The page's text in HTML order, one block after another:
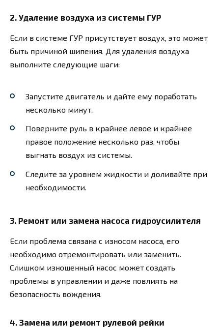
2. Удаление воздуха из системы ГУР
Если в системе ГУР присутствует воздух, это может
быть причиной шипения. Для удаления воздуха
выполните следующие шаги:
Запустите двигатель и дайте ему поработать
несколько минут.
Поверните руль в крайнее левое и крайнее
правое положение несколько раз, чтобы
выгнать воздух из системы.
Следите за уровнем жидкости и доливайте при
необходимости.
3. Ремонт или замена насоса гидроусилителя
Если проблема связана с износом насоса, его
необходимо отремонтировать или заменить.
Слишком изношенный насос может создать
проблемы в управлении и даже повлиять на
безопасность вождения.
4. Замена или ремонт рулевой рейки